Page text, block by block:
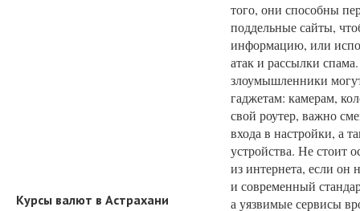
Курсы валют в Астрахани
того, они способны
поддельные сайты,
информацию, или
атак и рассылки
злоумышленники
гаджетам: камерам,
свой роутер, важно
входа в настройки, а
устройства. Не стоит
из интернета, если
и современный
а уязвимые сервисы